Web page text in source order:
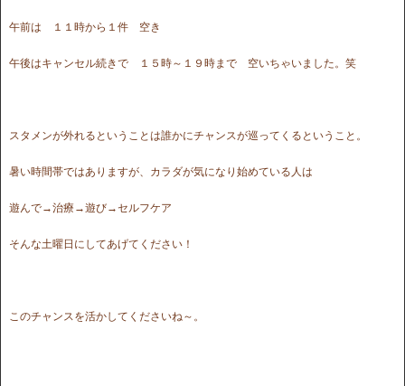
午前は １１時から１件 空き
午後はキャンセル続きで １５時～１９時まで 空いちゃいました。笑
スタメンが外れるということは誰かにチャンスが巡ってくるということ。
暑い時間帯ではありますが、カラダが気になり始めている人は
遊んで→治療→遊び→セルフケア
そんな土曜日にしてあげてください！
このチャンスを活かしてくださいね～。